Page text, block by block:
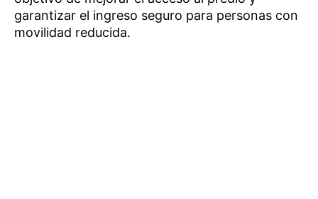
garantizar el ingreso seguro para personas con
movilidad reducida.